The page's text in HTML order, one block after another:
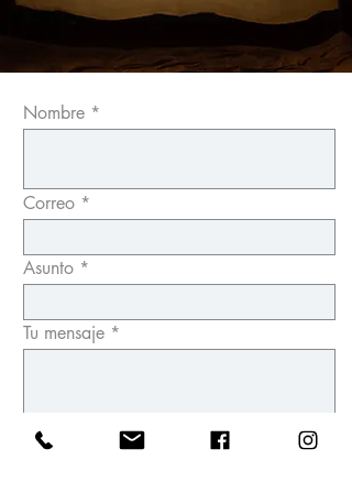
Nombre
Correo
Asunto
Tu mensaje